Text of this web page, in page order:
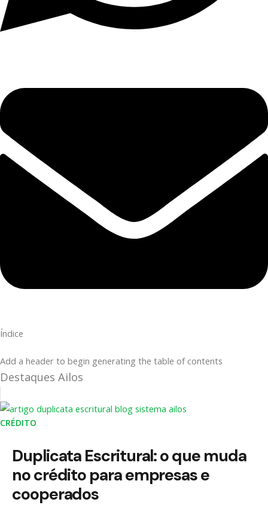
Índice
Add a header to begin generating the table of contents
Destaques Ailos
CRÉDITO
Duplicata Escritural: o que muda
no crédito para empresas e
cooperados